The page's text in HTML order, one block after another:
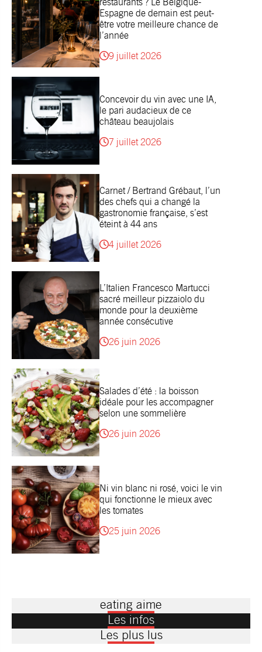
Espagne de demain est peut-
être votre meilleure chance de
l’année
9 juillet 2026
Concevoir du vin avec une IA,
le pari audacieux de ce
château beaujolais
7 juillet 2026
Carnet / Bertrand Grébaut, l’un
des chefs qui a changé la
gastronomie française, s’est
éteint à 44 ans
4 juillet 2026
L’Italien Francesco Martucci
sacré meilleur pizzaiolo du
monde pour la deuxième
année consécutive
26 juin 2026
Salades d’été : la boisson
idéale pour les accompagner
selon une sommelière
26 juin 2026
Ni vin blanc ni rosé, voici le vin
qui fonctionne le mieux avec
les tomates
25 juin 2026
eating aime
Les infos
Les plus lus